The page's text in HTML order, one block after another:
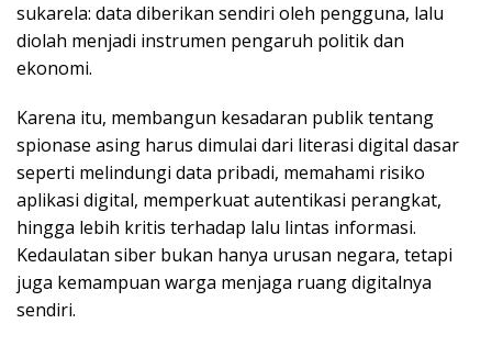
sukarela: data diberikan sendiri oleh pengguna, lalu
diolah menjadi instrumen pengaruh politik dan
ekonomi.
Karena itu, membangun kesadaran publik tentang
spionase asing harus dimulai dari literasi digital dasar
seperti melindungi data pribadi, memahami risiko
aplikasi digital, memperkuat autentikasi perangkat,
hingga lebih kritis terhadap lalu lintas informasi.
Kedaulatan siber bukan hanya urusan negara, tetapi
juga kemampuan warga menjaga ruang digitalnya
sendiri.